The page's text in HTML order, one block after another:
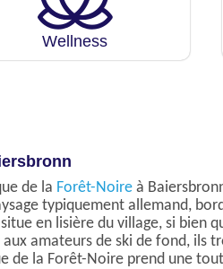
Wellness
de la Forêt-Noire à
typiquement allemand,
en lisière du village, si bien
amateurs de ski de fond, ils
de la Forêt-Noire prend une